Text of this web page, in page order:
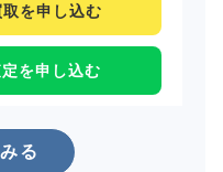
を申し込む
を申し込む
る